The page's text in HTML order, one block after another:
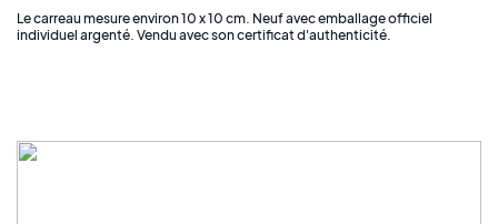
Le carreau mesure environ 10 x 10 cm. Neuf avec emballage officiel
individuel argenté. Vendu avec son certificat d'authenticité.